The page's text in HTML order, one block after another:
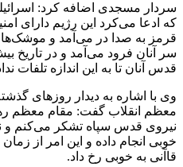
سردار مسجدی اضافه کرد:
که ادعا می‌کرد این رژیم دارای
قرمز به صدا در می‌آمد و
قدس آنان تا به این اندازه تلفات
وی با اشاره به دیدار روزهای
معظم انقلاب گفت: مقام معظم
نیروی قدس سپاه تشکر می‌کنم و
خوبی انجام داده و این امر از
قاآنی به خوبی رخ داد.